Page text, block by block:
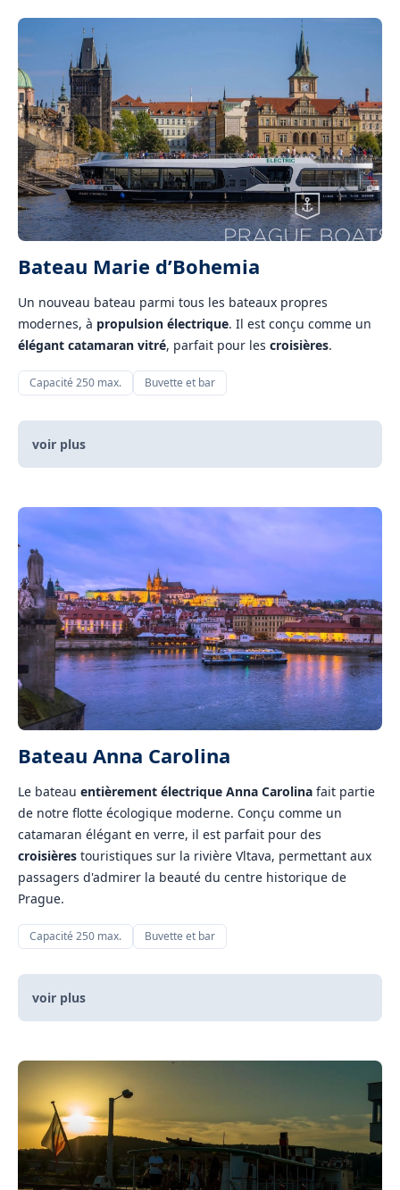
Bateau Marie d’Bohemia
Un nouveau bateau parmi tous les bateaux propres
modernes, à propulsion électrique. Il est conçu comme un
élégant catamaran vitré, parfait pour les croisières.
Capacité 250 max. Buvette et bar
voir plus
Bateau Anna Carolina
Le bateau entièrement électrique Anna Carolina fait partie
de notre flotte écologique moderne. Conçu comme un
catamaran élégant en verre, il est parfait pour des
croisières touristiques sur la rivière Vltava, permettant aux
passagers d'admirer la beauté du centre historique de
Prague.
Capacité 250 max. Buvette et bar
voir plus